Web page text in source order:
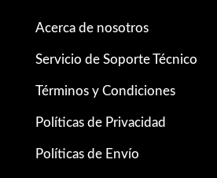
Acerca de nosotros
Servicio de Soporte Técnico
Términos y Condiciones
Políticas de Privacidad
Políticas de Envío